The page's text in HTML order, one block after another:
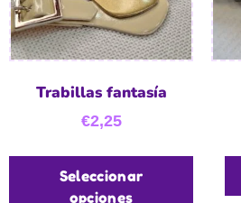
Trabillas fantasía
€2,25
Seleccionar
opciones